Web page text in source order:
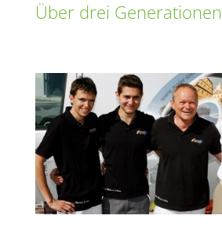
Über drei Generationen